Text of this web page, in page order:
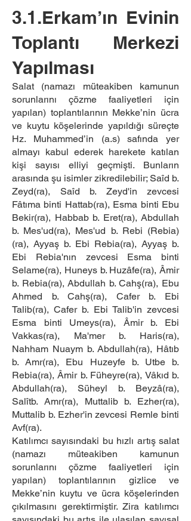
3.1.Erkam’ın Evinin
Toplantı Merkezi
Yapılması
Salat (namazı müteakiben kamunun
sorunlarını çözme faaliyetleri için
yapılan) toplantılarının Mekke’nin ücra
ve kuytu köşelerinde yapıldığı süreçte
Hz. Muhammed’in (a.s) safında yer
almayı kabul ederek harekete katılan
kişi sayısı elliyi geçmişti. Bunların
arasında şu isimler zikredilebilir; Saîd b.
Zeyd(ra), Saîd b. Zeyd'in zevcesi
Fâtıma binti Hattab(ra), Esma binti Ebu
Bekir(ra), Habbab b. Eret(ra), Abdullah
b. Mes'ud(ra), Mes'ud b. Rebi (Rebia)
(ra), Ayyaş b. Ebi Rebia(ra), Ayyaş b.
Ebi Rebia'nın zevcesi Esma binti
Selame(ra), Huneys b. Huzâfe(ra), Âmir
b. Rebia(ra), Abdullah b. Cahş(ra), Ebu
Ahmed b. Cahş(ra), Cafer b. Ebi
Talib(ra), Cafer b. Ebi Talib'in zevcesi
Esma binti Umeys(ra), Âmir b. Ebi
Vakkas(ra), Ma'mer b. Haris(ra),
Nahham Nuaym b. Abdullah(ra), Hâtıb
b. Amr(ra), Ebu Huzeyfe b. Utbe b.
Rebia(ra), Âmir b. Füheyre(ra), Vâkıd b.
Abdullah(ra), Süheyl b. Beyzâ(ra),
Salîtb. Amr(ra), Muttalib b. Ezher(ra),
Muttalib b. Ezher'in zevcesi Remle binti
Avf(ra).
Katılımcı sayısındaki bu hızlı artış salat
(namazı müteakiben kamunun
sorunlarını çözme faaliyetleri için
yapılan) toplantılarının gizlice ve
Mekke’nin kuytu ve ücra köşelerinden
çıkılmasını gerektirmiştir. Zira katılımcı